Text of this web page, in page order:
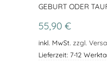
GEBURT ODER
55,90 €
inkl. MwSt. zzgl.
Lieferzeit: 7-12